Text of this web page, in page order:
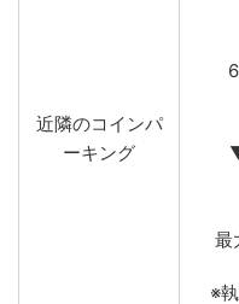
近隣のコインパ
ーキング
最
※